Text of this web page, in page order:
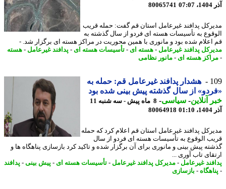
80065741
پدافند غیرعامل استان قم گفت: حمله قریب
به تأسیسات هسته ای فردو از سال گذشته به
شده بود و مانوری با همین محوریت در مراکز هسته ای برگزار شد. -
پدافند غیرعامل-هسته ای- تأسیسات هسته ای- پدافند غیرعامل-هسته
هسته ای- مانور نظامی
هشدار پدافند غیرعامل قم: حمله به
از سال گذشته پیش بینی شده بود
آنلاین-سیاسی-
8 ماه پیش - سه شنبه 11
80064918
پدافند غیرعامل استان قم اعلام کرد که حمله
الوقوع به تأسیسات هسته ای فردو از سال
پیش بینی و مانوری برای آن برگزار شده و تاکید کرد بازسازی پناهگاه ها و
تاب آوری ...
غیرعامل-مدیرکل پدافند غیرعامل-تأسیسات هسته ای- پیش بینی -پدافند
-بازسازی